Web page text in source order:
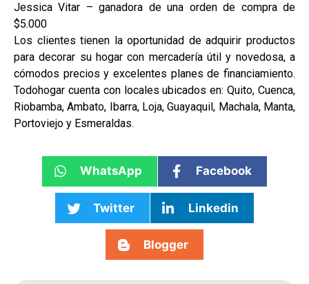
Jessica Vitar – ganadora de una orden de compra de
$5.000
Los clientes tienen la oportunidad de adquirir productos
para decorar su hogar con mercadería útil y novedosa, a
cómodos precios y excelentes planes de financiamiento.
Todohogar cuenta con locales ubicados en: Quito, Cuenca,
Riobamba, Ambato, Ibarra, Loja, Guayaquil, Machala, Manta,
Portoviejo y Esmeraldas.
WhatsApp Facebook
Twitter Linkedin
Blogger